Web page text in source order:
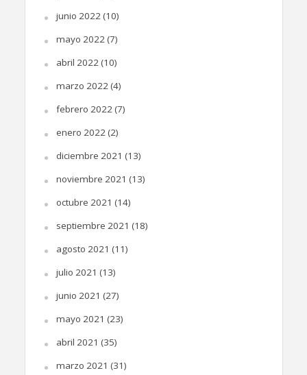
junio 2022(10)
mayo 2022(7)
abril 2022(10)
marzo 2022(4)
febrero 2022(7)
enero 2022(2)
diciembre 2021 (13)
noviembre 2021 (13)
octubre 2021 (14)
septiembre 2021 (18)
agosto 2021 (11)
julio 2021 (13)
junio 2021 (27)
mayo 2021 (23)
abril 2021 (35)
marzo 2021 (31)